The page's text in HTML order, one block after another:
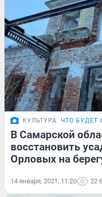
КУЛЬТУРА ЧТО БУДЕТ
В Самарской
восстановить
Орловых на
14 января, 2021, 11:20 22